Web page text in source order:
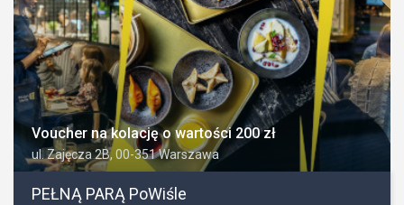
Voucher na kolację o wartości 200 zł
ul. Zajęcza 2B, 00-351 Warszawa
PEŁNĄ PARĄ PoWiśle